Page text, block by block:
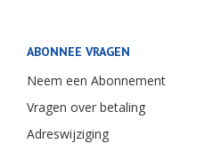
ABONNEE VRAGEN
Neem een Abonnement
Vragen over betaling
Adreswijziging